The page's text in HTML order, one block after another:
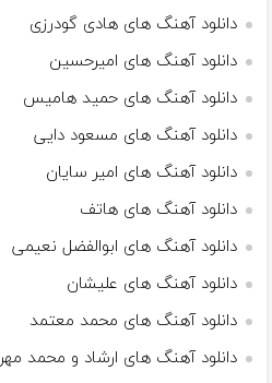
دانلود آهنگ های هادی گودرزی
دانلود آهنگ های امیرحسین
دانلود آهنگ های حمید هامیس
دانلود آهنگ های مسعود دایی
دانلود آهنگ های امیر سایان
دانلود آهنگ های هاتف
دانلود آهنگ های ابوالفضل نعیمی
دانلود آهنگ های علیشان
دانلود آهنگ های محمد معتمد
دانلود آهنگ های ارشاد و محمد مهر